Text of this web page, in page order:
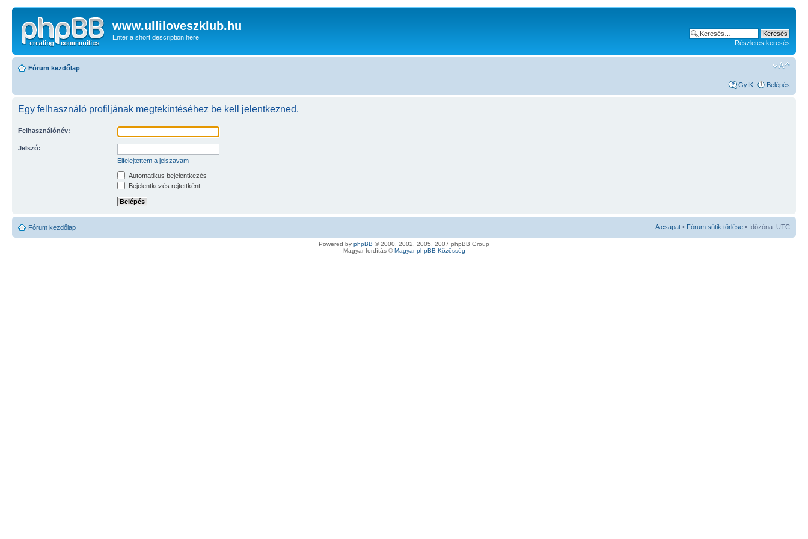
www.ulliloveszklub.hu
Enter a short description here
Részletes keresés
Fórum kezdőlap
GyIK Belépés
Egy felhasználó profiljának megtekintéséhez be kell jelentkezned.
Felhasználónév:
Jelszó:
Elfelejtettem a jelszavam
Automatikus bejelentkezés
Bejelentkezés rejtettként
Fórum kezdőlap A csapat • Fórum sütik törlése • Időzóna: UTC
Powered by phpBB © 2000, 2002, 2005, 2007 phpBB Group
Magyar fordítás ©Magyar phpBB Közösség